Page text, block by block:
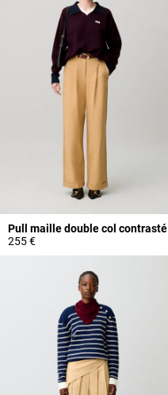
Pull maille double col contrasté
255 €